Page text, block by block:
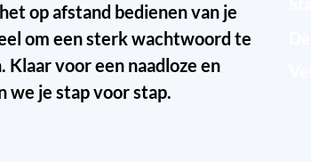
op afstand bedienen van je
om een sterk wachtwoord te
voor een naadloze en
we je stap voor stap.